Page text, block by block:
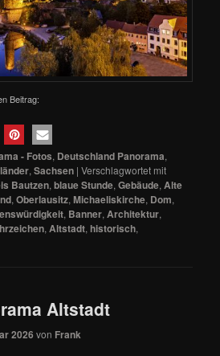
Beitrag:
- Fotos, Deutschland Panorama,
,Sachsen |Verschlagwortet mit
Bautzen,blaue Stunde,Gebäude, Alte
,Oberlausitz,Michaeliskirche, Dom,
, Banner, Architektur,
, Altstadt,historisch,
Altstadt
2026 von Frank